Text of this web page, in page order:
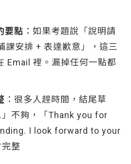
要點 ：如果考題說「說明請
課安排 + 表達歉意」，這三
Email 裡。漏掉任何一點都
：很多人趕時間，結尾草
不夠，「Thank you for
I look forward to your
整